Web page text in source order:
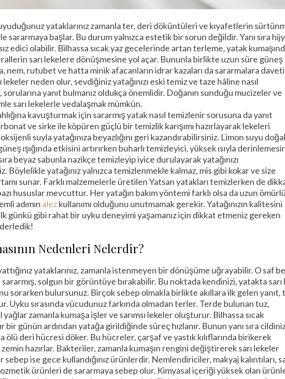
yataklarınız zamanla ter, deri döküntüleri ve kıyafetlerin
sararmaya başlar. Bu durum yalnızca estetik bir sorun değildir. Yanı sıra
edici olabilir. Bilhassa sıcak yaz gecelerinde artan terleme, yatak
sarı lekelere dönüşmesine yol açar. Bununla birlikte uzun süre güneş
nem, rutubet ve hatta minik afacanların idrar kazaları da sararmalara
lekeler neden olur, sevdiğiniz yatağınızı eski temiz ve taze hâline nasıl
yanıt bulmanız oldukça önemlidir. Doğanın sunduğu mucizeler ve
sarı lekelerle vedalaşmak mümkün.
kavuşturmak için sararmış yatak nasıl temizlenir sorusuna da yanıt
ve sirke ile köpüren güçlü bir temizlik karışımı hazırlayarak lekeleri
suyla yatağınıza beyazlığını geri kazandırabilirsiniz. Limon suyu
ışığında etkisini artırırken buharlı temizleyici, yüksek ısıyla
beyaz sabunla nazikçe temizleyip iyice durulayarak yatağınızı
Böylelikle yatağınız yalnızca temizlenmekle kalmaz, mis gibi kokar ve size
sunar. Farklı malzemelerle üretilen Yatsan yatakları temizlerken de
hususlar mevcuttur. Her yatağın bakım yöntemi farklı olsa da uzun ömürlü
adımın alezkullanımı olduğunu unutmamak gerekir. Yatağınızın kalitesini
günkü gibi rahat bir uyku deneyimi yaşamanız için dikkat etmeniz gereken
Nedenleri Nelerdir?
yataklarınız, zamanla istenmeyen bir dönüşüme uğrayabilir. O saf
solgun bir görüntüye bırakabilir. Bu noktada kendinizi, yatakta sarı
sorarken bulursunuz. Birçok sebep olmakla birlikte akıllara ilk gelen yanıt,
Uyku sırasında vücudunuz farkında olmadan terler. Terde bulunan tuz,
zamanla kumaşa işler ve sarımsı lekeler oluşturur. Bilhassa sıcak
bir günün ardından yatağa girildiğinde süreç hızlanır. Bunun yanı sıra
ölü deri hücresi döker. Bu hücreler, çarşaf ve yastık kılıflarında birikerek
hazırlar. Bakteriler, zamanla kumaşın rengini değiştirerek sarı lekeler
sebep ise gece kullandığınız ürünlerdir. Nemlendiriciler, makyaj kalıntıları,
ürünleri de sararmaya sebep olur. Kimyasal içeriği yüksek olan